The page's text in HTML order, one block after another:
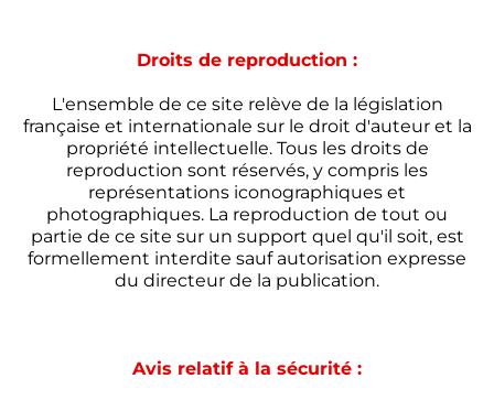
Droits de reproduction :
L'ensemble de ce site relève de la législation
française et internationale sur le droit d'auteur et la
propriété intellectuelle. Tous les droits de
reproduction sont réservés, y compris les
représentations iconographiques et
photographiques. La reproduction de tout ou
partie de ce site sur un support quel qu'il soit, est
formellement interdite sauf autorisation expresse
du directeur de la publication.
Avis relatif à la sécurité :